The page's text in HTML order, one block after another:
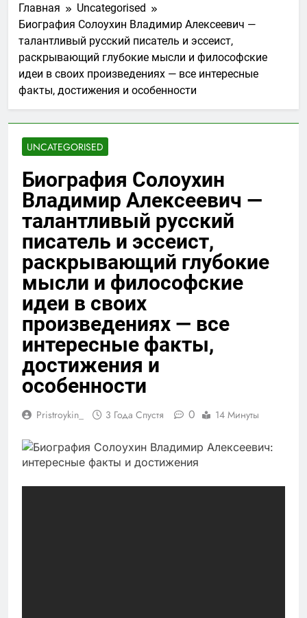
Главная
Uncategorised
Биография Солоухин Владимир Алексеевич —
талантливый русский писатель и эссеист,
раскрывающий глубокие мысли и философские
идеи в своих произведениях — все интересные
факты, достижения и особенности
UNCATEGORISED
Биография Солоухин
Владимир Алексеевич —
талантливый русский
писатель и эссеист,
раскрывающий глубокие
мысли и философские
идеи в своих
произведениях — все
интересные факты,
достижения и
особенности
Pristroykin_ 3 Года Спустя 0 14 Минуты